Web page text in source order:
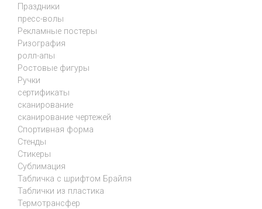
Праздники
пресс-волы
Рекламные постеры
Ризография
ролл-апы
Ростовые фигуры
Ручки
сертификаты
сканирование
сканирование чертежей
Спортивная форма
Стенды
Стикеры
Сублимация
Табличка с шрифтом Брайля
Таблички из пластика
Термотрансфер